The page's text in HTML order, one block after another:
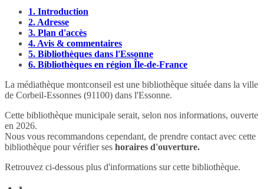
1. Introduction
2. Adresse
3. Plan d'accès
4. Avis & commentaires
5. Bibliothèques dans l'Essonne
6. Bibliothèques en région Île-de-France
La médiathèque montconseil est une bibliothèque située dans la ville
de Corbeil-Essonnes (91100) dans l'Essonne.
Cette bibliothèque municipale serait, selon nos informations, ouverte
en 2026.
Nous vous recommandons cependant, de prendre contact avec cette
bibliothèque pour vérifier ses horaires d'ouverture.
Retrouvez ci-dessous plus d'informations sur cette bibliothèque.